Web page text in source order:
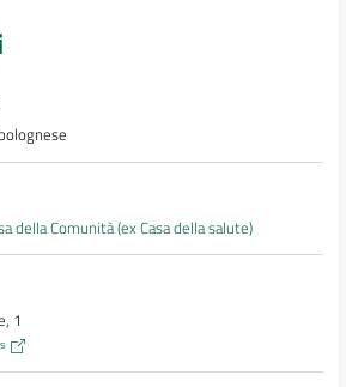
della Comunità (ex Casa della salute)
1